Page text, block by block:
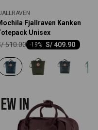
Fjallraven Kanken
Unisex
S/ 409.90
-19
510.00